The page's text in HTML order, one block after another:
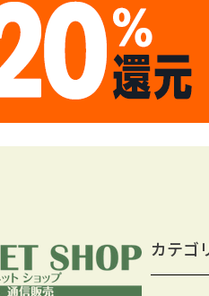
カテゴ